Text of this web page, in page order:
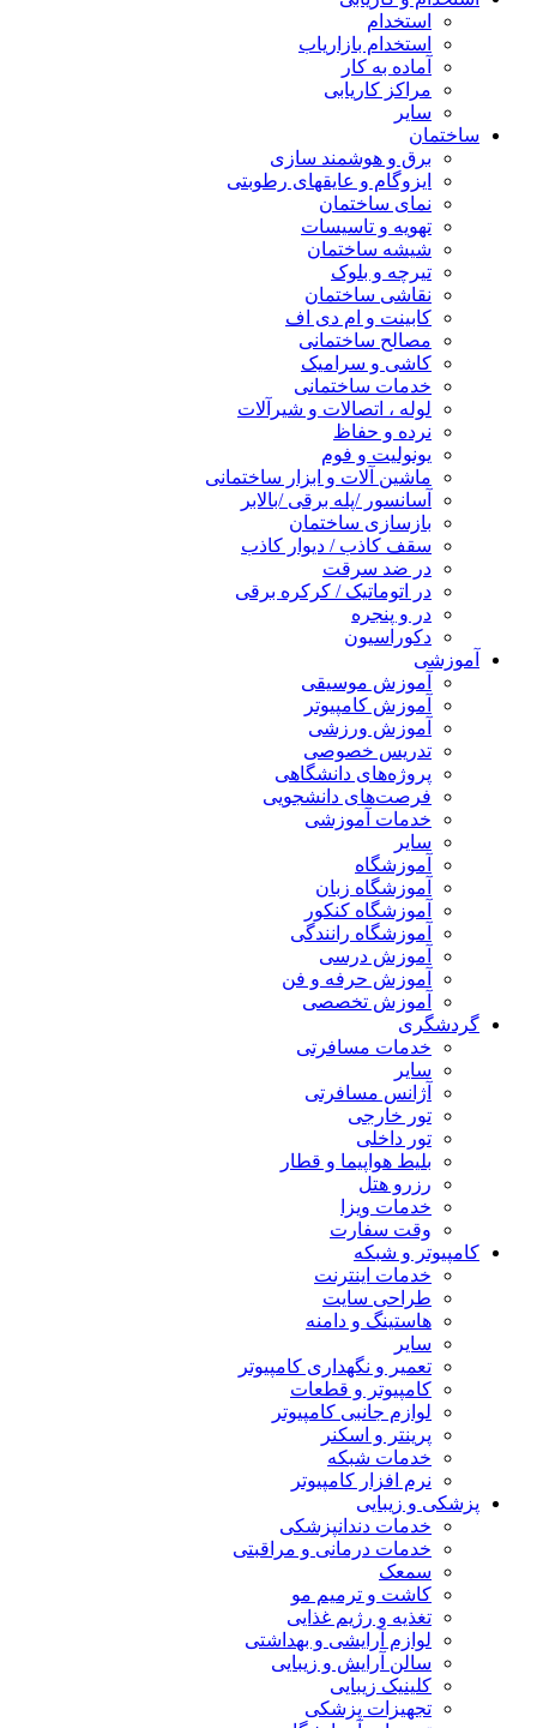
استخدام
استخدام بازاریاب
آماده به کار
مراکز کاریابی
سایر
ساختمان
برق و هوشمند سازی
ایزوگام و عایقهای رطوبتی
نمای ساختمان
تهویه و تاسیسات
شیشه ساختمان
تیرچه و بلوک
نقاشی ساختمان
کابینت و ام دی اف
مصالح ساختمانی
کاشی و سرامیک
خدمات ساختمانی
لوله ، اتصالات و شیرآلات
نرده و حفاظ
یونولیت و فوم
ماشین آلات و ابزار ساختمانی
آسانسور /پله برقی /بالابر
بازسازی ساختمان
سقف کاذب / دیوار کاذب
در ضد سرقت
در اتوماتیک / کرکره برقی
در و پنجره
دکوراسیون
آموزشی
آموزش موسیقی
آموزش کامپیوتر
آموزش ورزشی
تدریس خصوصی
پروژه‌های دانشگاهی
فرصت‌های دانشجویی
خدمات آموزشی
سایر
آموزشگاه
آموزشگاه زبان
آموزشگاه کنکور
آموزشگاه رانندگی
آموزش درسی
آموزش حرفه و فن
آموزش تخصصی
گردشگری
خدمات مسافرتی
سایر
آژانس مسافرتی
تور خارجی
تور داخلی
بلیط هواپیما و قطار
رزرو هتل
خدمات ویزا
وقت سفارت
کامپیوتر و شبکه
خدمات اینترنت
طراحی سایت
هاستینگ و دامنه
سایر
تعمیر و نگهداری کامپیوتر
کامپیوتر و قطعات
لوازم جانبی کامپیوتر
پرینتر و اسکنر
خدمات شبکه
نرم افزار کامپیوتر
پزشکی و زیبایی
خدمات دندانپزشکی
خدمات درمانی و مراقبتی
سمعک
کاشت و ترمیم مو
تغذیه و رژیم غذایی
لوازم آرایشی و بهداشتی
سالن آرایش و زیبایی
کلینیک زیبایی
تجهیزات پزشکی